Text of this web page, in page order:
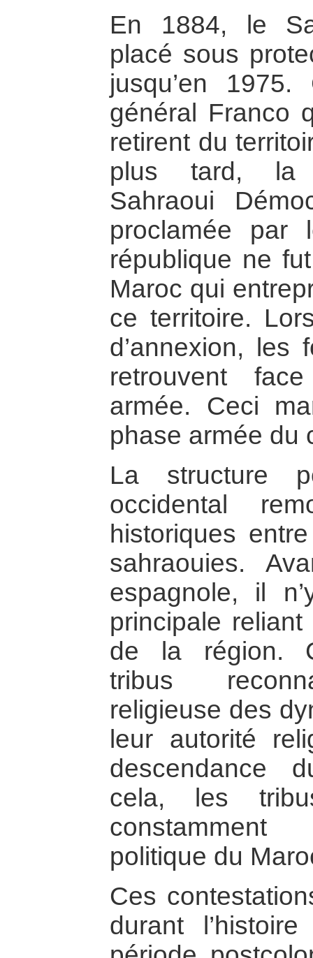
En 1884, le
placé sous
jusqu’en
général Franco
retirent du
plus tard, la
Sahraoui
proclamée par
république ne
Maroc qui
ce territoire.
d’annexion, les
retrouvent
armée. Ceci
phase armée du
La structure
occidental
historiques
sahraouies.
espagnole, il
principale
de la région.
tribus
religieuse des
leur autorité
descendance
cela, les
constamment
politique du
Ces
durant